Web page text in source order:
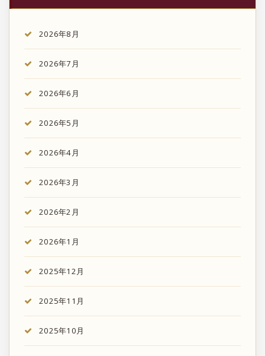
2026年8月
2026年7月
2026年6月
2026年5月
2026年4月
2026年3月
2026年2月
2026年1月
2025年12月
2025年11月
2025年10月